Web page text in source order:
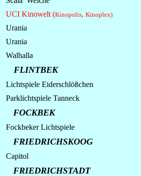
UCI Kinowelt (Kinopolis, Kinoplex)
Urania
Urania
Walhalla
FLINTBEK
Lichtspiele Eiderschlößchen
Parklichtspiele Tanneck
FOCKBEK
Fockbeker Lichtspiele
FRIEDRICHSKOOG
Capitol
FRIEDRICHSTADT